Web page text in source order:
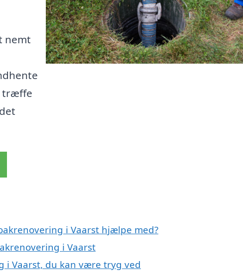
nemt
træffe
i Vaarst hjælpe med?
i Vaarst
i Vaarst, du kan være tryg ved